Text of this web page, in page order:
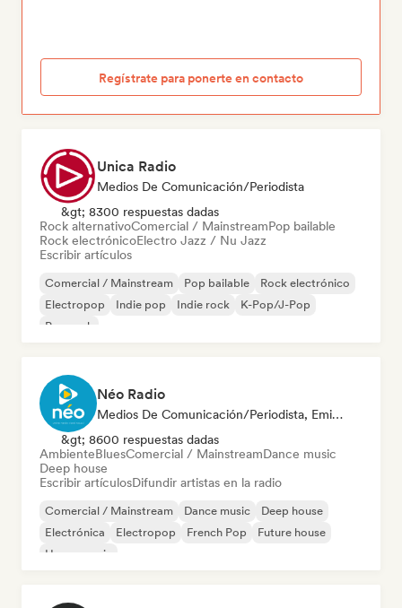
Regístrate para ponerte en contacto
Unica Radio
Medios De Comunicación/Periodista
&gt; 8300 respuestas dadas
Rock alternativoComercial / MainstreamPop bailable
Rock electrónicoElectro Jazz / Nu Jazz
Escribir artículos
Comercial / Mainstream Pop bailable
Rock electrónico
Electropop
Indie pop Indie rock
K-Pop/J-Pop
Pop rock
Néo Radio
Medios De Comunicación/Periodista, Emisoras De Radio
&gt; 8600 respuestas dadas
AmbienteBluesComercial / MainstreamDance music
Deep house
Escribir artículosDifundir artistas en la radio
Comercial / Mainstream Dance music
Deep house
Electrónica
Electropop French Pop
Future house
House music